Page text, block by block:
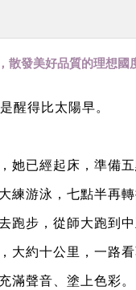
散發美好品質的理想國
醒得比太陽早。
她已經起床，準備
練游泳，七點半再
跑步，從師大跑到
大約十公里，一路
滿聲音、塗上色彩。